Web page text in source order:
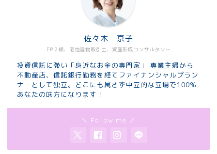
FP２級、宅地建物取引士、資産形成コンサルタント
佐々木 京子
投資信託に強い「身近なお金の専門家」 専業主婦から
不動産店、信託銀行勤務を経てファイナンシャルプラン
ナーとして独立。どこにも属さず中立的な立場で100％
あなたの味方になります！
＼ Follow me ／